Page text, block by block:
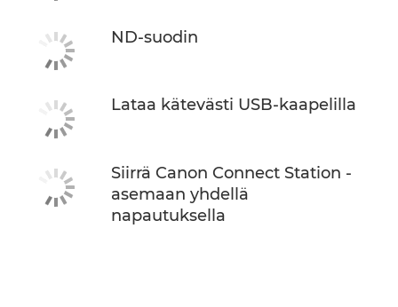
ND-suodin
Lataa kätevästi USB-kaapelilla
Siirrä Canon Connect Station -
asemaan yhdellä
napautuksella